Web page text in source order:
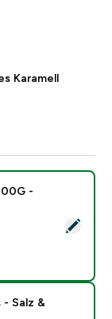
Karamell
Whey Protein -
-
Salz &